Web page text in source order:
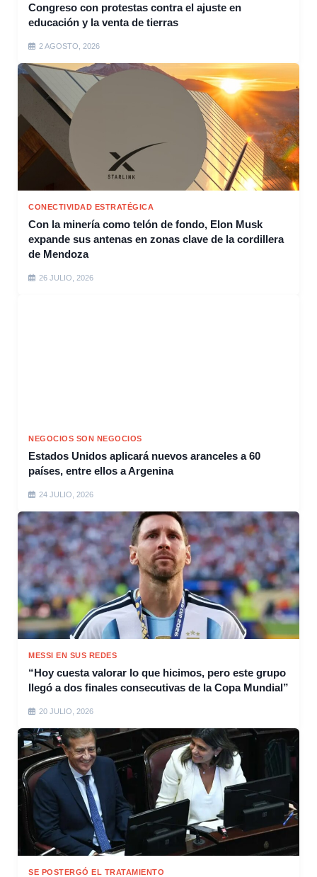
Congreso con protestas contra el ajuste en
educación y la venta de tierras
2 AGOSTO, 2026
CONECTIVIDAD ESTRATÉGICA
Con la minería como telón de fondo, Elon Musk
expande sus antenas en zonas clave de la cordillera
de Mendoza
26 JULIO, 2026
NEGOCIOS SON NEGOCIOS
Estados Unidos aplicará nuevos aranceles a 60
países, entre ellos a Argenina
24 JULIO, 2026
MESSI EN SUS REDES
“Hoy cuesta valorar lo que hicimos, pero este grupo
llegó a dos finales consecutivas de la Copa Mundial”
20 JULIO, 2026
SE POSTERGÓ EL TRATAMIENTO